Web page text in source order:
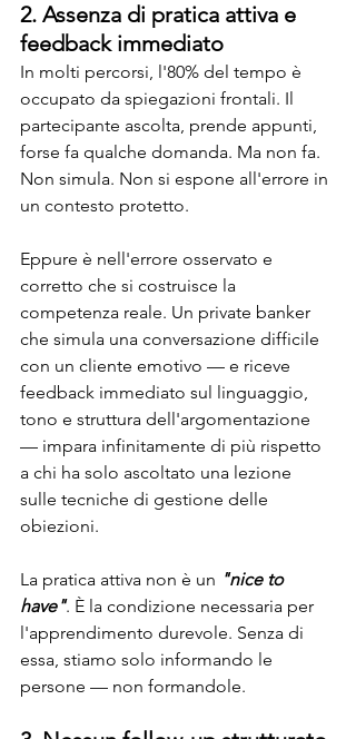
2. Assenza di pratica attiva e
feedback immediato
In molti percorsi, l'80% del tempo è
occupato da spiegazioni frontali. Il
partecipante ascolta, prende appunti,
forse fa qualche domanda. Ma non fa.
Non simula. Non si espone all'errore in
un contesto protetto.
Eppure è nell'errore osservato e
corretto che si costruisce la
competenza reale. Un private banker
che simula una conversazione difficile
con un cliente emotivo — e riceve
feedback immediato sul linguaggio,
tono e struttura dell'argomentazione
— impara infinitamente di più rispetto
a chi ha solo ascoltato una lezione
sulle tecniche di gestione delle
obiezioni.
La pratica attiva non è un "nice to
have". È la condizione necessaria per
l'apprendimento durevole. Senza di
essa, stiamo solo informando le
persone — non formandole.